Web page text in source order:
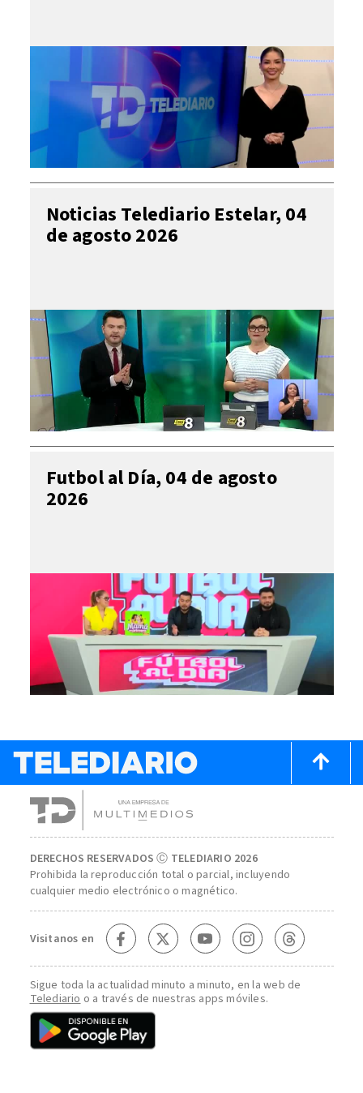
Noticias Telediario Estelar, 04
de agosto 2026
Futbol al Día, 04 de agosto
2026
DERECHOS RESERVADOS Ⓒ TELEDIARIO 2026
Prohibida la reproducción total o parcial, incluyendo
cualquier medio electrónico o magnético.
Visitanos en
Sigue toda la actualidad minuto a minuto, en la web de
Telediarioo a través de nuestras apps móviles.